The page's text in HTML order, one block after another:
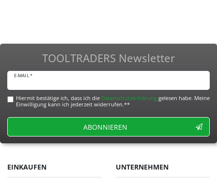
TOOLTRADERS Newsletter
E-MAIL *
Hiermit bestätige ich, dass ich die Daten­schutz­erklärunggelesen habe. Meine
Einwilligung kann ich jederzeit widerrufen.**
ABONNIEREN
EINKAUFEN UNTERNEHMEN